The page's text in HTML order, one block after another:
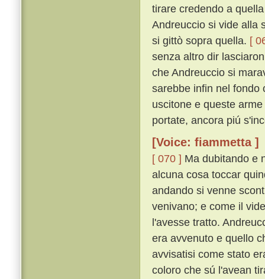
tirare credendo a
Andreuccio si vide alla
si gittò sopra quella. [
senza altro dir
che Andreuccio si
sarebbe infin nel fondo
uscitone e queste
portate, ancora piú
[Voice: fiammetta ]
[ 070 ] Ma dubitando e
alcuna cosa toccar
andando si venne
venivano; e come il
l'avesse tratto.
era avvenuto e quello
avvisatisi come stato
coloro che sú l'avean